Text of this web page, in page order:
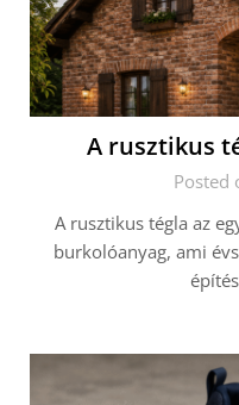
A rusztikus
Posted
A rusztikus tégla az
burkolóanyag, ami